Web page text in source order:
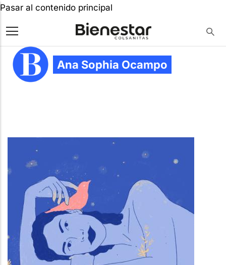
Pasar al contenido principal
Ana Sophia Ocampo